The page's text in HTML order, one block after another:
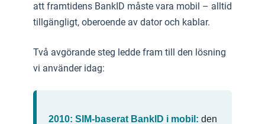
att framtidens BankID måste vara mobil – alltid
tillgängligt, oberoende av dator och kablar.
Två avgörande steg ledde fram till den lösning
vi använder idag:
2010: SIM‑baserat BankID i mobil: den